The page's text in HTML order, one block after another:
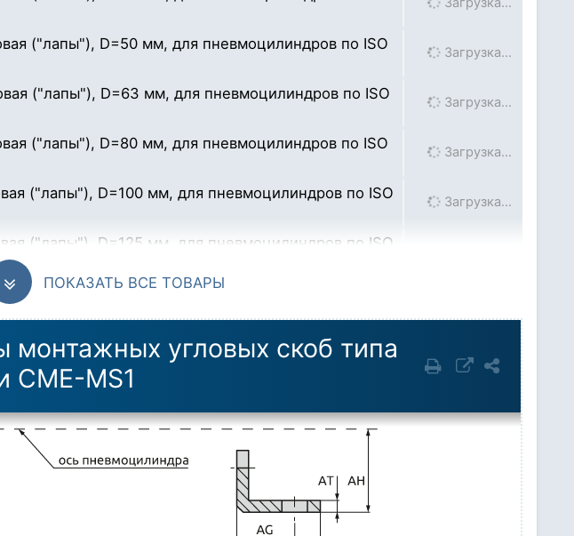
("лапы"), D=50 мм, для пневмоцилиндров по ISO
Загрузка…
("лапы"), D=63 мм, для пневмоцилиндров по ISO
Загрузка…
("лапы"), D=80 мм, для пневмоцилиндров по ISO
Загрузка…
("лапы"), D=100 мм, для пневмоцилиндров по ISO
Загрузка…
("лапы"), D=125 мм, для пневмоцилиндров по ISO
ПОКАЗАТЬ ВСЕ ТОВАРЫ
монтажных угловых скоб типа
CME-MS1